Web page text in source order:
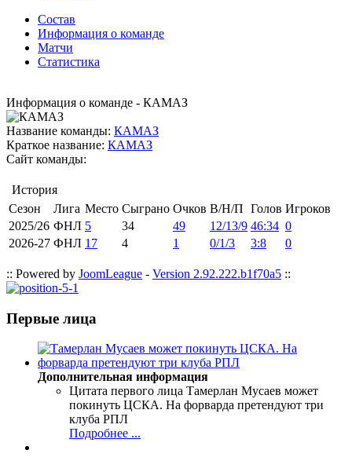
Состав
Информация о команде
Матчи
Статистика
Информация о команде - КАМАЗ
Название команды: КАМАЗ
Краткое название: КАМАЗ
Сайт команды:
История
Сезон
Лига Место Сыграно Очков В/Н/П Голов Игроков
2025/26 ФНЛ 5 34 49 12/13/9 46:34 0
2026-27 ФНЛ 17 4 1 0/1/3 3:8 0
:: Powered by JoomLeague - Version 2.92.222.b1f70a5 ::
Первые лица
Дополнительная информация
Цитата первого лица Тамерлан Мусаев может
покинуть ЦСКА. На форварда претендуют три
клуба РПЛ
Подробнее ...